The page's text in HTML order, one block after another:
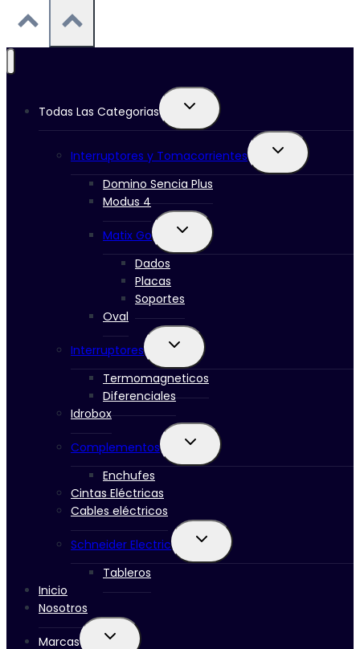
Todas Las Categorias
Ampliar
menú
hijo
Interruptores y Tomacorrientes
Ampliar
menú
Domino Sencia Plus
Modus 4
Matix Go
Ampliar
menú
Dados
Placas
Soportes
Oval
Interruptores
Ampliar
menú
hijo
Termomagneticos
Diferenciales
Idrobox
Complementos
Ampliar
menú
Enchufes
Cintas Eléctricas
Cables eléctricos
Schneider Electric
Ampliar
menú
Tableros
Inicio
Nosotros
Marcas
Ampliar